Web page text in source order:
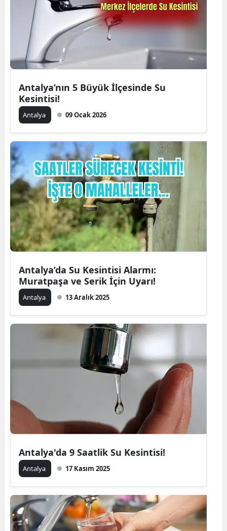
Antalya’nın 5 Büyük İlçesinde Su
Kesintisi!
Antalya 09 Ocak 2026
Antalya’da Su Kesintisi Alarmı:
Muratpaşa ve Serik İçin Uyarı!
Antalya 13 Aralık 2025
Antalya'da 9 Saatlik Su Kesintisi!
Antalya 17 Kasım 2025